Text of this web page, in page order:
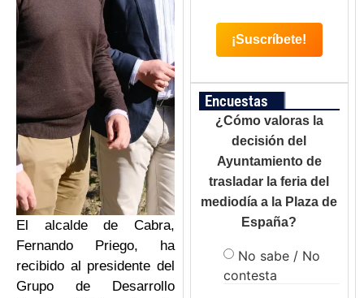
El alcalde de Cabra,
Fernando Priego, ha
recibido al presidente del
Grupo de Desarrollo
Encuestas
¿Cómo valoras la
decisión del
Ayuntamiento de
trasladar la feria del
mediodía a la Plaza de
España?
No sabe / No
contesta